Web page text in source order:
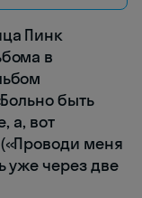
Пинк
в
быть
а, вот
меня
уже через две